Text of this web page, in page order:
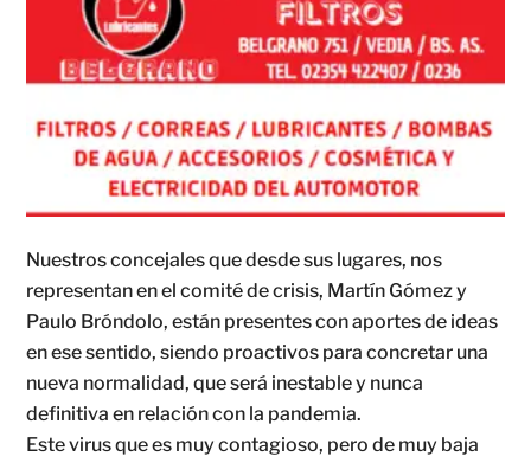
Nuestros concejales que desde sus lugares, nos
representan en el comité de crisis, Martín Gómez y
Paulo Bróndolo, están presentes con aportes de ideas
en ese sentido, siendo proactivos para concretar una
nueva normalidad, que será inestable y nunca
definitiva en relación con la pandemia.
Este virus que es muy contagioso, pero de muy baja